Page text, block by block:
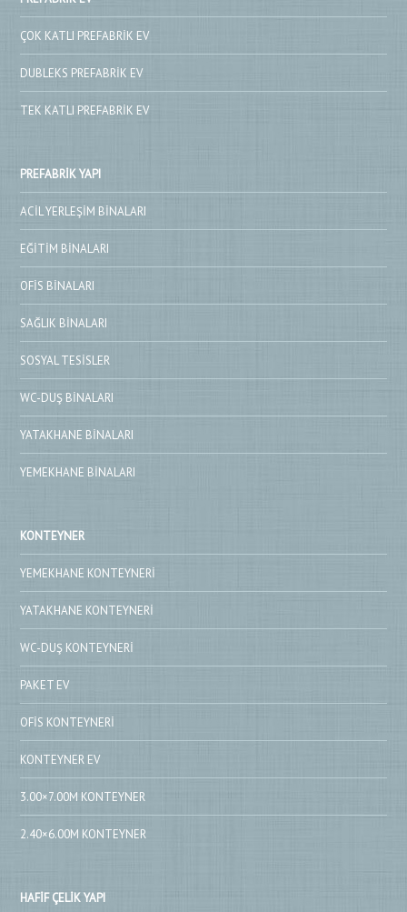
ÇOK KATLI PREFABRIK EV
DUBLEKS PREFABRIK EV
TEK KATLI PREFABRIK EV
PREFABRIK YAPI
ACIL YERLEŞIM BINALARI
EĞITIM BINALARI
OFIS BINALARI
SAĞLIK BINALARI
SOSYAL TESISLER
WC-DUŞ BINALARI
YATAKHANE BINALARI
YEMEKHANE BINALARI
KONTEYNER
YEMEKHANE KONTEYNERI
YATAKHANE KONTEYNERI
WC-DUŞ KONTEYNERI
PAKET EV
OFIS KONTEYNERI
KONTEYNER EV
3.00×7.00M KONTEYNER
2.40×6.00M KONTEYNER
HAFIF ÇELIK YAPI